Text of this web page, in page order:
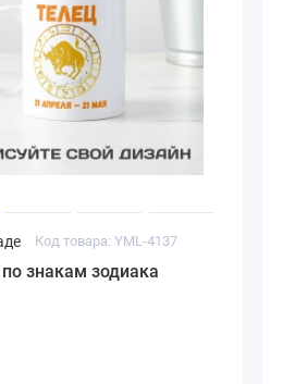
Код товара: YML-4137
знакам зодиака